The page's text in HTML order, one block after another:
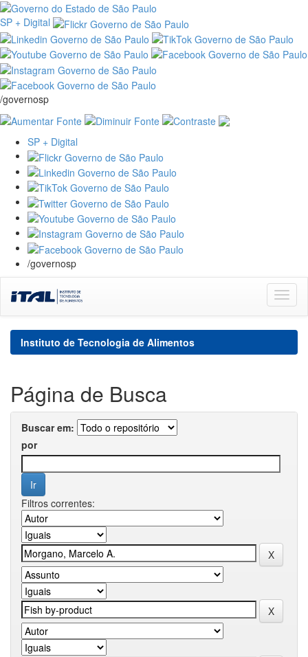
SP + Digital
/governosp
SP + Digital
/governosp
navigation
Instituto de Tecnologia de Alimentos
Página de Busca
Buscar em:
por
Filtros correntes: